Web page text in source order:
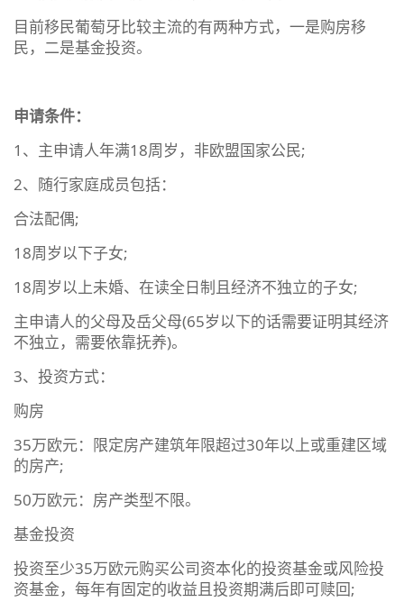
目前移民葡萄牙比较主流的有两种方式，一是购房移
民，二是基金投资。
申请条件：
1、主申请人年满18周岁，非欧盟国家公民;
2、随行家庭成员包括：
合法配偶;
18周岁以下子女;
18周岁以上未婚、在读全日制且经济不独立的子女;
主申请人的父母及岳父母(65岁以下的话需要证明其经济
不独立，需要依靠抚养)。
3、投资方式：
购房
35万欧元：限定房产建筑年限超过30年以上或重建区域
的房产;
50万欧元：房产类型不限。
基金投资
投资至少35万欧元购买公司资本化的投资基金或风险投
资基金，每年有固定的收益且投资期满后即可赎回;